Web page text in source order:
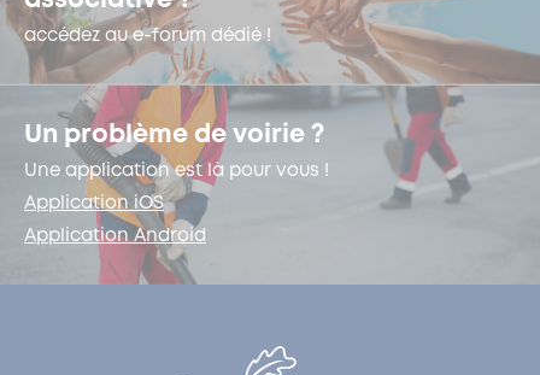
accédez au e-forum dédié !
Un problème de voirie ?
Une application est là pour vous !
Application iOS
Application Android